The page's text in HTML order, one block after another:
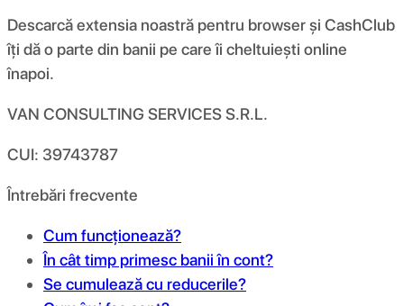
Descarcă extensia noastră pentru browser și CashClub
îți dă o parte din banii pe care îi cheltuiești online
înapoi.
VAN CONSULTING SERVICES S.R.L.
CUI: 39743787
Întrebări frecvente
Cum funcționează?
În cât timp primesc banii în cont?
Se cumulează cu reducerile?